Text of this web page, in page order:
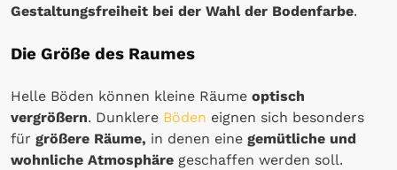
Gestaltungsfreiheit bei der Wahl der Bodenfarbe.
Die Größe des Raumes
Helle Böden können kleine Räume optisch
vergrößern. Dunklere Böden eignen sich besonders
für größere Räume, in denen eine gemütliche und
wohnliche Atmosphäre geschaffen werden soll.